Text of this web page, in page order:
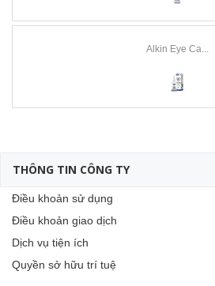
Alkin Eye Ca...
THÔNG TIN CÔNG TY
Điều khoản sử dụng
Điều khoản giao dịch
Dịch vụ tiện ích
Quyền sở hữu trí tuệ